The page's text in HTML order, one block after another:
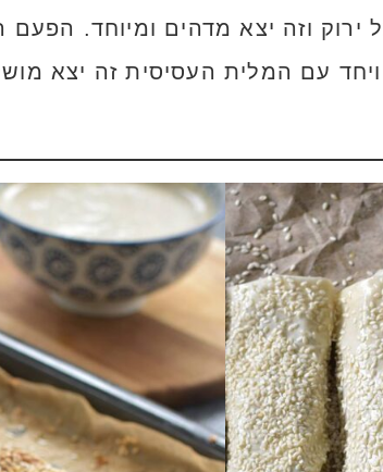
ירוק וזה יצא מדהים ומיוחד.
עם המלית העסיסית זה יצא